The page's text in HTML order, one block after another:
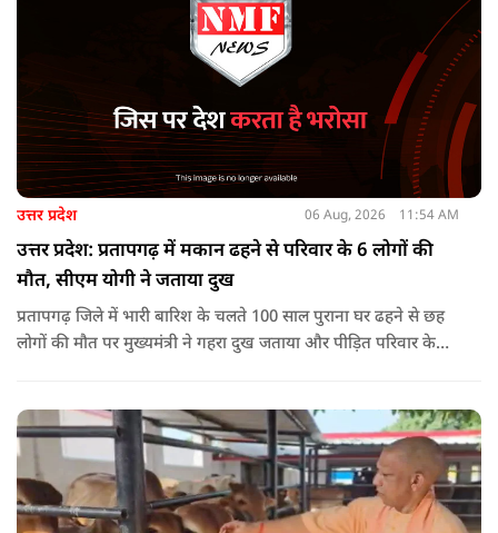
उत्तर प्रदेश 06 Aug, 2026 11:54 AM
उत्तर प्रदेश: प्रतापगढ़ में मकान ढहने से परिवार के 6 लोगों की
मौत, सीएम योगी ने जताया दुख
प्रतापगढ़ जिले में भारी बारिश के चलते 100 साल पुराना घर ढहने से छह
लोगों की मौत पर मुख्यमंत्री ने गहरा दुख जताया और पीड़ित परिवार के